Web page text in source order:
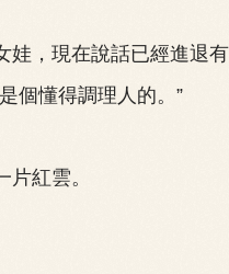
，現在說話已經進退有
個懂得調理人的。”
紅雲。